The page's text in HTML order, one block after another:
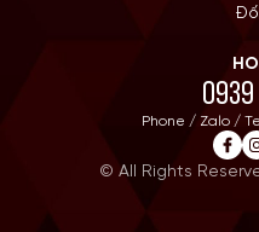
Phone / Zalo /
© All Rights